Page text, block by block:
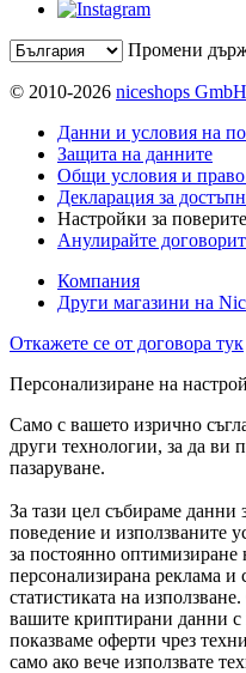
Промени
© 2010-2026 niceshops GmbH
Данни и условия на
Защита на данните
Общи условия и право
Декларация за
Настройки за
Анулирайте
Компания
Други магазини на
Откажете се от договора тук
Персонализиране на
Само с вашето изрично
други технологии, за да ви
пазаруване.
За тази цел събираме данни
поведение и използваните
за постоянно оптимизиране
персонализирана реклама и
статистиката на
вашите криптирани данни
показваме оферти чрез
само ако вече използвате